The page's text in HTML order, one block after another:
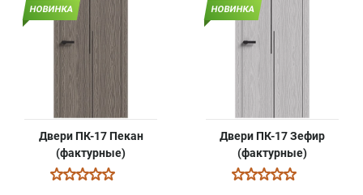
НОВИНКА
Двери ПК-17 Пекан
(фактурные)
НОВИНКА
Двери ПК-17 Зефир
(фактурные)